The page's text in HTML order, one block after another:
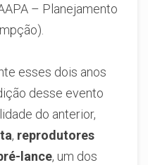
– Planejamento
esses dois anos
desse evento
do anterior,
, reprodutores
lance, um dos